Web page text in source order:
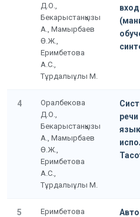
Д.О.,
Бекарыстанқызы
А., Мамырбаев
Ө.Ж.,
Еримбетова
А.С.,
Тұрдалыұлы М.
4
Оралбекова
Д.О.,
Бекарыстанқызы
А., Мамырбаев
Ө.Ж.,
Еримбетова
А.С.,
Тұрдалыұлы М.
5
Еримбетова